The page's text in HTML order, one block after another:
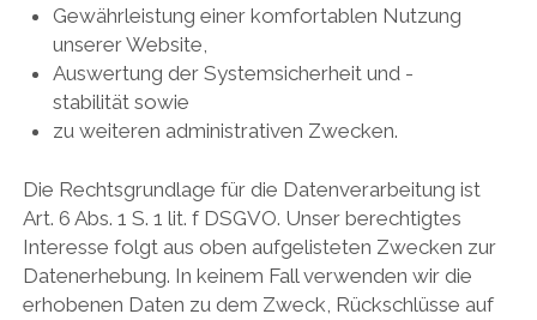
Gewährleistung einer komfortablen Nutzung
unserer Website,
Auswertung der Systemsicherheit und -
stabilität sowie
zu weiteren administrativen Zwecken.
Die Rechtsgrundlage für die Datenverarbeitung ist
Art. 6 Abs. 1 S. 1 lit. f DSGVO. Unser berechtigtes
Interesse folgt aus oben aufgelisteten Zwecken zur
Datenerhebung. In keinem Fall verwenden wir die
erhobenen Daten zu dem Zweck, Rückschlüsse auf